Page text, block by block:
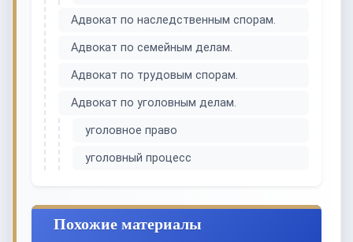
Адвокат по наследственным спорам.
Адвокат по семейным делам.
Адвокат по трудовым спорам.
Адвокат по уголовным делам.
уголовное право
уголовный процесс
Похожие материалы